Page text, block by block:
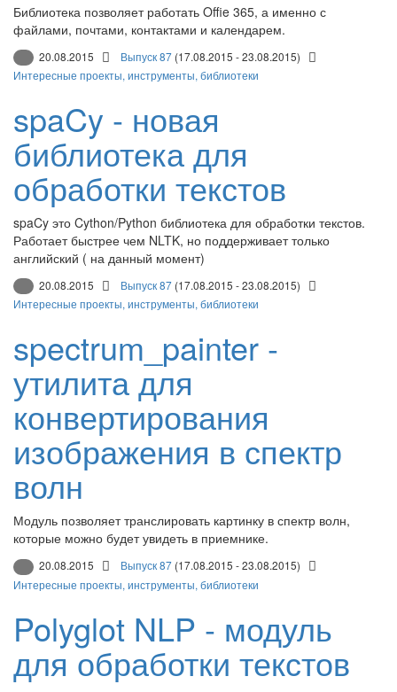
Библиотека позволяет работать Offie 365, а именно с
файлами, почтами, контактами и календарем.
20.08.2015 Выпуск 87 (17.08.2015 - 23.08.2015)
Интересные проекты, инструменты, библиотеки
spaCy - новая
библиотека для
обработки текстов
spaCy это Cython/Python библиотека для обработки текстов.
Работает быстрее чем NLTK, но поддерживает только
английский ( на данный момент)
20.08.2015 Выпуск 87 (17.08.2015 - 23.08.2015)
Интересные проекты, инструменты, библиотеки
spectrum_painter -
утилита для
конвертирования
изображения в спектр
волн
Модуль позволяет транслировать картинку в спектр волн,
которые можно будет увидеть в приемнике.
20.08.2015 Выпуск 87 (17.08.2015 - 23.08.2015)
Интересные проекты, инструменты, библиотеки
Polyglot NLP - модуль
для обработки текстов